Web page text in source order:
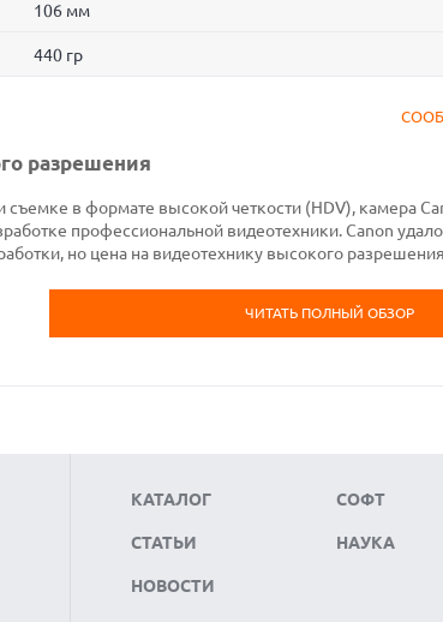
106 мм
440 гр
разрешения
в формате высокой четкости (HDV), камера
профессиональной видеотехники. Canon
но цена на видеотехнику высокого
ЧИТАТЬ ПОЛНЫЙ ОБЗОР
КАТАЛОГ
СТАТЬИ
НОВОСТИ
СОФТ
НАУКА